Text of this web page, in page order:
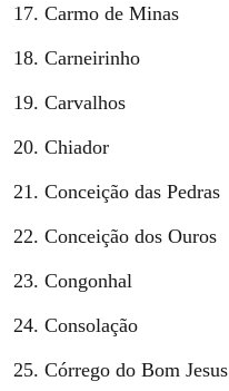
Carmo de Minas
Carneirinho
Carvalhos
Chiador
Conceição das Pedras
Conceição dos Ouros
Congonhal
Consolação
Córrego do Bom Jesus